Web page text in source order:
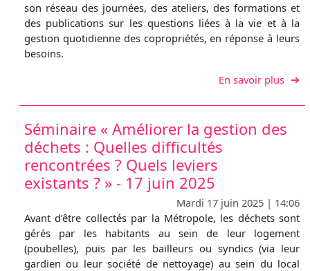
son réseau des journées, des ateliers, des formations et
des publications sur les questions liées à la vie et à la
gestion quotidienne des copropriétés, en réponse à leurs
besoins.
En savoir plussur
Séminaire « Améliorer la gestion des
déchets : Quelles difficultés
rencontrées ? Quels leviers
existants ? » - 17 juin 2025
Mardi 17 juin 2025 | 14:06
Avant d’être collectés par la Métropole, les déchets sont
gérés par les habitants au sein de leur logement
(poubelles), puis par les bailleurs ou syndics (via leur
gardien ou leur société de nettoyage) au sein du local